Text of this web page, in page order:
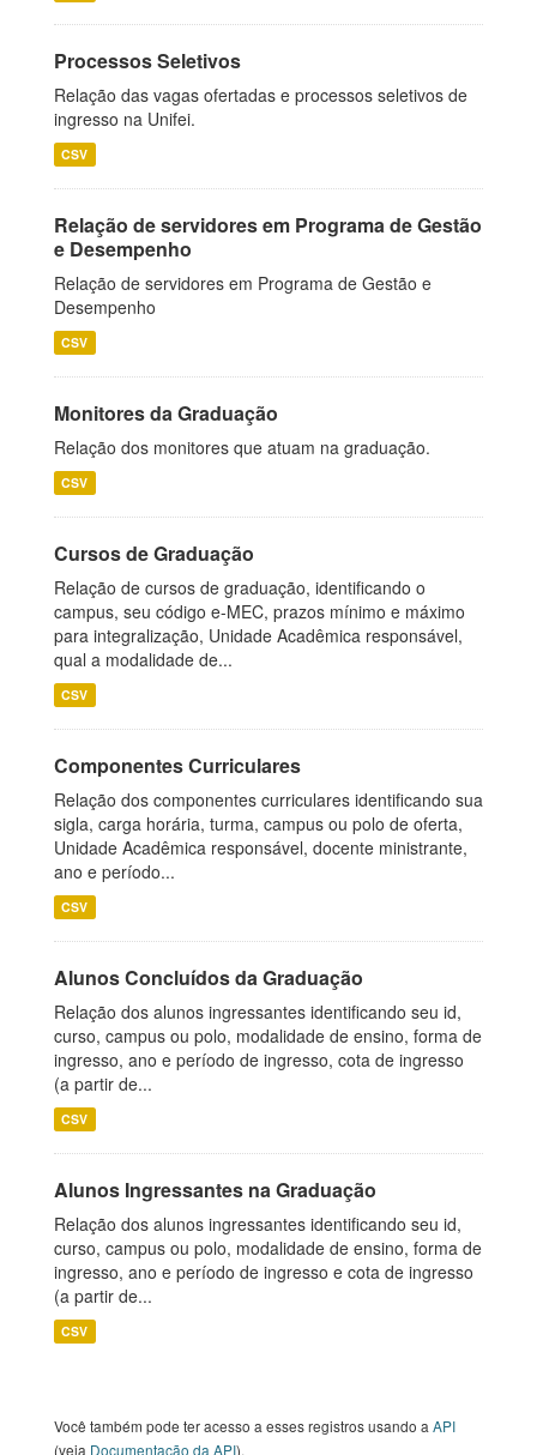
Processos Seletivos
Relação das vagas ofertadas e processos seletivos de
ingresso na Unifei.
CSV
Relação de servidores em Programa de Gestão
e Desempenho
Relação de servidores em Programa de Gestão e
Desempenho
CSV
Monitores da Graduação
Relação dos monitores que atuam na graduação.
CSV
Cursos de Graduação
Relação de cursos de graduação, identificando o
campus, seu código e-MEC, prazos mínimo e máximo
para integralização, Unidade Acadêmica responsável,
qual a modalidade de...
CSV
Componentes Curriculares
Relação dos componentes curriculares identificando sua
sigla, carga horária, turma, campus ou polo de oferta,
Unidade Acadêmica responsável, docente ministrante,
ano e período...
CSV
Alunos Concluídos da Graduação
Relação dos alunos ingressantes identificando seu id,
curso, campus ou polo, modalidade de ensino, forma de
ingresso, ano e período de ingresso, cota de ingresso
(a partir de...
CSV
Alunos Ingressantes na Graduação
Relação dos alunos ingressantes identificando seu id,
curso, campus ou polo, modalidade de ensino, forma de
ingresso, ano e período de ingresso e cota de ingresso
(a partir de...
CSV
Você também pode ter acesso a esses registros usando a API
(veja Documentação da API).